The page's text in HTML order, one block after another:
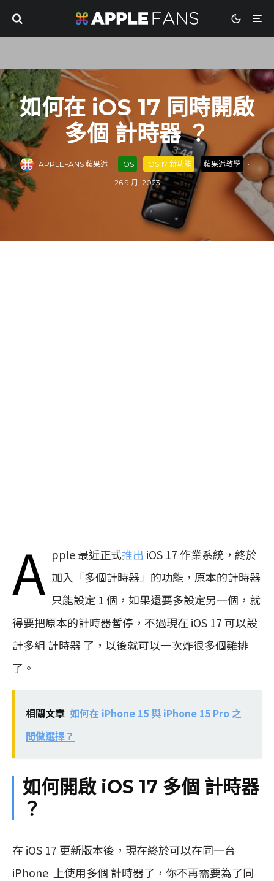
如何在 iOS 17 同時開啟
多個 計時器 ？
APPLEFANS 蘋果迷 · iOS iOS 17 新功能 蘋果迷教學
·
26 9 月, 2023
A pple 最近正式推出 iOS 17 作業系統，終於
加入「多個計時器」的功能，原本的計時器
只能設定 1 個，如果還要多設定另一個，就
得要把原本的計時器暫停，不過現在 iOS 17 可以設
計多組 計時器 了，以後就可以一次炸很多個雞排
了。
相關文章 如何在 iPhone 15 與 iPhone 15 Pro 之
間做選擇？
如何開啟 iOS 17 多個 計時器
？
在 iOS 17 更新版本後，現在終於可以在同一台
iPhone 上使用多個 計時器了，你不再需要為了同